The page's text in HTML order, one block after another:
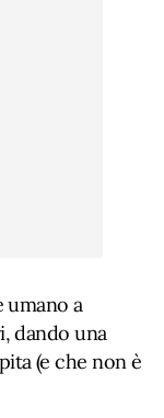
umano a
dando una
(e che non è